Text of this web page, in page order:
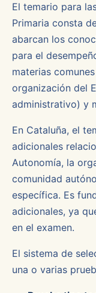
El temario para
Primaria consta
abarcan los
para el
materias
organización del
administrativo) y
En Cataluña, el
adicionales
Autonomía, la
comunidad
específica. Es
adicionales, ya
en el examen.
El sistema de
una o varias